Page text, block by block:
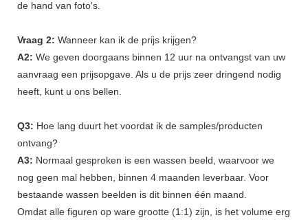
de hand van foto's.
Vraag 2: Wanneer kan ik de prijs krijgen?
A2: We geven doorgaans binnen 12 uur na ontvangst van uw
aanvraag een prijsopgave. Als u de prijs zeer dringend nodig
heeft, kunt u ons bellen.
Q3: Hoe lang duurt het voordat ik de samples/producten
ontvang?
A3: Normaal gesproken is een wassen beeld, waarvoor we
nog geen mal hebben, binnen 4 maanden leverbaar. Voor
bestaande wassen beelden is dit binnen één maand.
Omdat alle figuren op ware grootte (1:1) zijn, is het volume erg